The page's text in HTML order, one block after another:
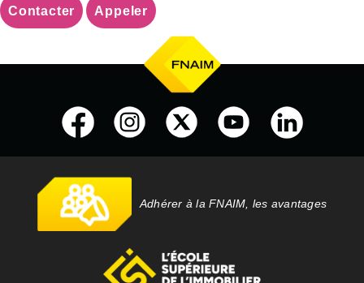
Contacter Appeler
Adhérer à la FNAIM, les avantages